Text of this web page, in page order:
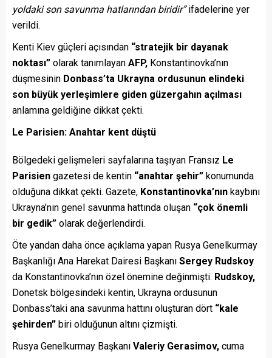
yoldaki son savunma hatlarından biridir”ifadelerine yer
verildi.
Kenti Kiev güçleri açısından “stratejik bir dayanak
noktası” olarak tanımlayan AFP, Konstantinovka’nın
düşmesinin Donbass’ta Ukrayna ordusunun elindeki
son büyük yerleşimlere giden güzergahın açılması
anlamına geldiğine dikkat çekti.
Le Parisien: Anahtar kent düştü
Bölgedeki gelişmeleri sayfalarına taşıyan Fransız Le
Parisien gazetesi de kentin “anahtar şehir” konumunda
olduğuna dikkat çekti. Gazete, Konstantinovka’nın kaybını
Ukrayna’nın genel savunma hattında oluşan “çok önemli
bir gedik” olarak değerlendirdi.
Öte yandan daha önce açıklama yapan Rusya Genelkurmay
Başkanlığı Ana Harekat Dairesi Başkanı Sergey Rudskoy
da Konstantinovka’nın özel önemine değinmişti. Rudskoy,
Donetsk bölgesindeki kentin, Ukrayna ordusunun
Donbass’taki ana savunma hattını oluşturan dört “kale
şehirden” biri olduğunun altını çizmişti.
Rusya Genelkurmay Başkanı Valeriy Gerasimov, cuma